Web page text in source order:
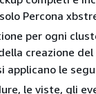
Percona
per ogni
creazione
applicano le
le viste, gli